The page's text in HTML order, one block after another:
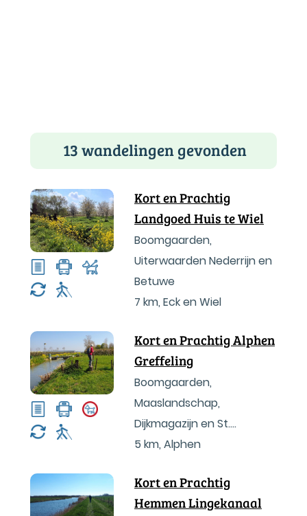
13 wandelingen gevonden
Kort en Prachtig
Landgoed Huis te Wiel
Boomgaarden,
Uiterwaarden Nederrijn en
Betuwe
7 km, Eck en Wiel
Kort en Prachtig Alphen
Greffeling
Boomgaarden,
Maaslandschap,
Dijkmagazijn en St.
Lambertuskerk
5 km, Alphen
Kort en Prachtig
Hemmen Lingekanaal